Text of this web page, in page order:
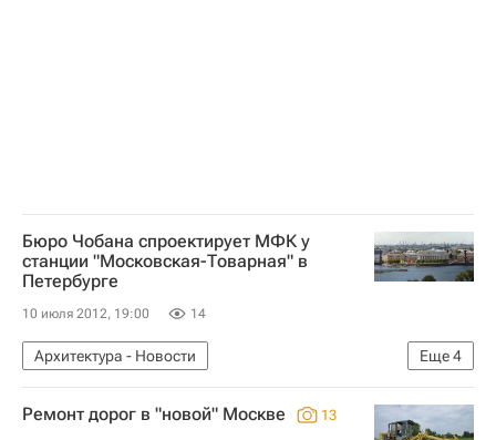
Бюро Чобана спроектирует МФК у
станции "Московская-Товарная" в
Петербурге
10 июля 2012, 19:00 14
Еще4
Архитектура - Новости
Новости - Недвижимость
Архитекторы
Сергец Чобан
Россия
Ремонт дорог в "новой" Москве 13